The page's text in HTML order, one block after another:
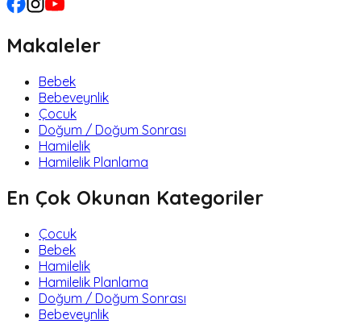
Makaleler
Bebek
Bebeveynlik
Çocuk
Doğum / Doğum Sonrası
Hamilelik
Hamilelik Planlama
En Çok Okunan Kategoriler
Çocuk
Bebek
Hamilelik
Hamilelik Planlama
Doğum / Doğum Sonrası
Bebeveynlik